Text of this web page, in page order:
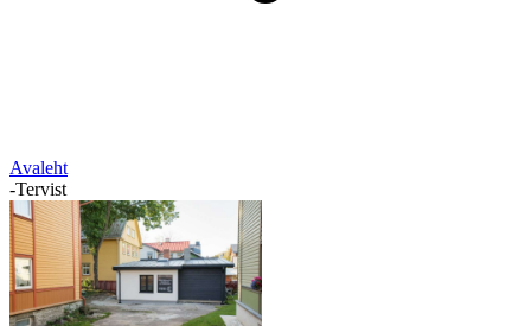
Avaleht
-Tervist